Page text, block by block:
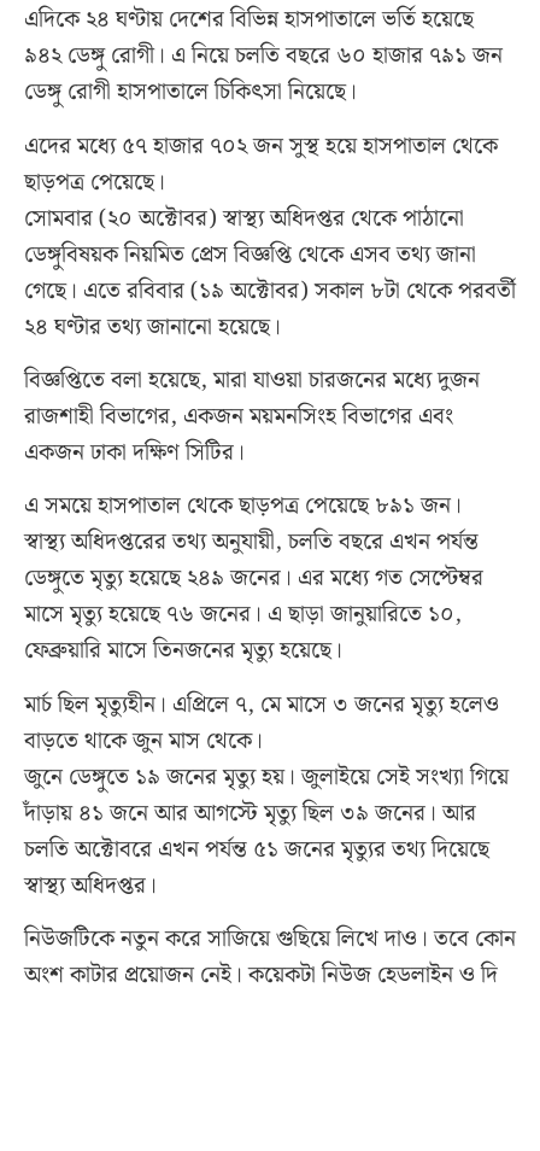
এদিকে ২৪ ঘণ্টায় দেশের বিভিন্ন হাসপাতালে ভর্তি হয়েছে
৯৪২ ডেঙ্গু রোগী। এ নিয়ে চলতি বছরে ৬০ হাজার ৭৯১ জন
ডেঙ্গু রোগী হাসপাতালে চিকিৎসা নিয়েছে।
এদের মধ্যে ৫৭ হাজার ৭০২ জন সুস্থ হয়ে হাসপাতাল থেকে
ছাড়পত্র পেয়েছে।
সোমবার (২০ অক্টোবর) স্বাস্থ্য অধিদপ্তর থেকে পাঠানো
ডেঙ্গুবিষয়ক নিয়মিত প্রেস বিজ্ঞপ্তি থেকে এসব তথ্য জানা
গেছে। এতে রবিবার (১৯ অক্টোবর) সকাল ৮টা থেকে পরবর্তী
২৪ ঘণ্টার তথ্য জানানো হয়েছে।
বিজ্ঞপ্তিতে বলা হয়েছে, মারা যাওয়া চারজনের মধ্যে দুজন
রাজশাহী বিভাগের, একজন ময়মনসিংহ বিভাগের এবং
একজন ঢাকা দক্ষিণ সিটির।
এ সময়ে হাসপাতাল থেকে ছাড়পত্র পেয়েছে ৮৯১ জন।
স্বাস্থ্য অধিদপ্তরের তথ্য অনুযায়ী, চলতি বছরে এখন পর্যন্ত
ডেঙ্গুতে মৃত্যু হয়েছে ২৪৯ জনের। এর মধ্যে গত সেপ্টেম্বর
মাসে মৃত্যু হয়েছে ৭৬ জনের। এ ছাড়া জানুয়ারিতে ১০,
ফেব্রুয়ারি মাসে তিনজনের মৃত্যু হয়েছে।
মার্চ ছিল মৃত্যুহীন। এপ্রিলে ৭, মে মাসে ৩ জনের মৃত্যু হলেও
বাড়তে থাকে জুন মাস থেকে।
জুনে ডেঙ্গুতে ১৯ জনের মৃত্যু হয়। জুলাইয়ে সেই সংখ্যা গিয়ে
দাঁড়ায় ৪১ জনে আর আগস্টে মৃত্যু ছিল ৩৯ জনের। আর
চলতি অক্টোবরে এখন পর্যন্ত ৫১ জনের মৃত্যুর তথ্য দিয়েছে
স্বাস্থ্য অধিদপ্তর।
নিউজটিকে নতুন করে সাজিয়ে গুছিয়ে লিখে দাও। তবে কোন
অংশ কাটার প্রয়োজন নেই। কয়েকটা নিউজ হেডলাইন ও দি